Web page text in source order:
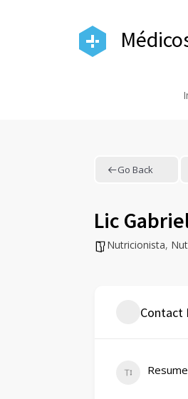
Go Back
Lic
Nutricionista,
Contact